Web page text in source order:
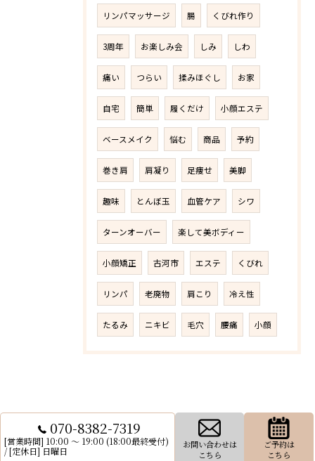
リンパマッサージ 腸 くびれ作り
3周年 お楽しみ会 しみ しわ
痛い つらい 揉みほぐし お家
自宅 簡単 履くだけ 小顔エステ
ベースメイク 悩む 商品 予約
巻き肩 肩凝り 足痩せ 美脚
趣味 とんぼ玉 血管ケア シワ
ターンオーバー 楽して美ボディー
小顔矯正 古河市 エステ くびれ
リンパ 老廃物 肩こり 冷え性
たるみ ニキビ 毛穴 腰痛 小顔
070-8382-7319
[営業時間] 10:00 〜 19:00 (18:00最終受付)
/ [定休日] 日曜日
お問い合わせは
こちら
ご予約は
こちら